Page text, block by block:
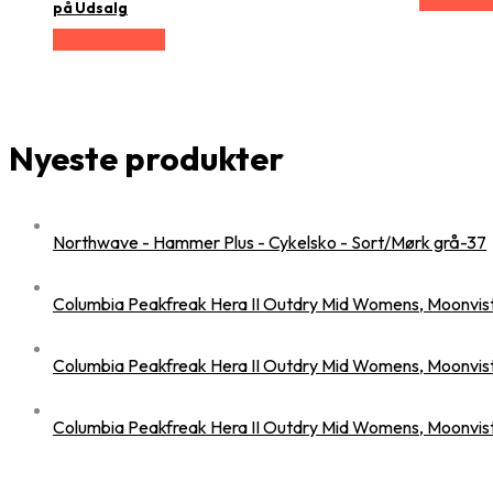
på Udsalg
Nyeste produkter
Northwave - Hammer Plus - Cykelsko - Sort/Mørk grå-37
Columbia Peakfreak Hera II Outdry Mid Womens,
Columbia Peakfreak Hera II Outdry Mid Womens,
Columbia Peakfreak Hera II Outdry Mid Womens,